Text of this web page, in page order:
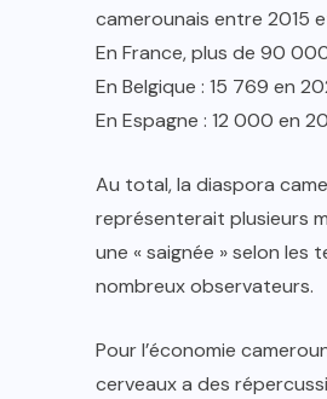
camerounais entre 2015
En France, plus de 90
En Belgique : 15 769 en
En Espagne : 12 000 en
Au total, la diaspora
représenterait plusieurs
une « saignée » selon les
nombreux observateurs.
Pour l’économie
cerveaux a des